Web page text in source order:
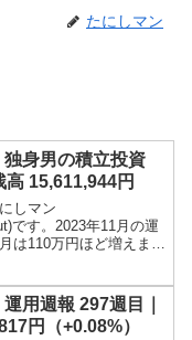
たにしマン
独身男の積立投資
15,611,944円
しマン
です。2023年11月の運
は110万円ほど増えまし
若いうちからコ...
運用週報 297週目｜
円（+0.08%）